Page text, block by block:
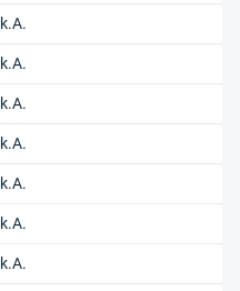
k.A.
k.A.
k.A.
k.A.
k.A.
k.A.
k.A.